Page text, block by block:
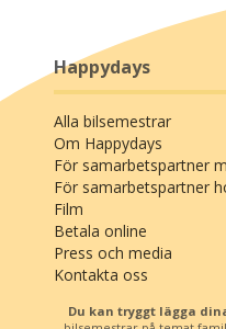
friluftsälskare,
vandringslederna,
Hotellet invigdes
under årens gång,
idag som ett
På hotellet finns det
lobby, hiss, gratis
med öppen spis, 2
sällskapsrum) och
Tenne som har
uteservering under
hotellet finns det
Tyskland är perfekt om du
Äventyrliga Tyskland
Happydays
Alla bilsemestrar
Om Happydays
För samarbetspartner
För samarbetspartner
Film
Betala online
Press och media
Kontakta oss
Du kan tryggt lägga